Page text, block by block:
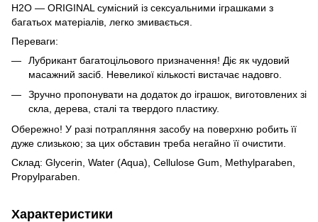
H2O — ORIGINAL сумісний із сексуальними іграшками з
багатьох матеріалів, легко змивається.
Переваги:
Лубрикант багатоцільового призначення! Діє як чудовий
масажний засіб. Невеликої кількості вистачає надовго.
Зручно пропонувати на додаток до іграшок, виготовлених зі
скла, дерева, сталі та твердого пластику.
Обережно! У разі потрапляння засобу на поверхню робить її
дуже слизькою; за цих обставин треба негайно її очистити.
Склад: Glycerin, Water (Aqua), Cellulose Gum, Methylparaben,
Propylparaben.
Характеристики